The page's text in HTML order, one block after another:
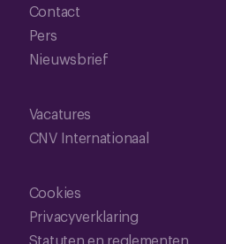
Contact
Pers
Nieuwsbrief
Vacatures
CNV Internationaal
Cookies
Privacyverklaring
Statuten en reglementen